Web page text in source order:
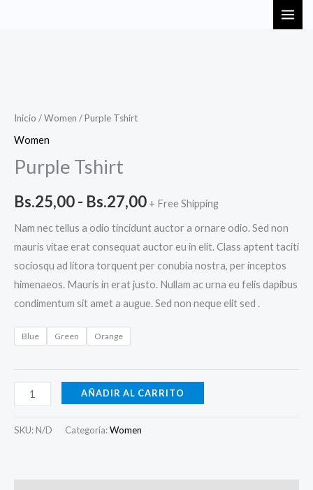
Inicio /Women / Purple Tshirt
Women
Purple Tshirt
Bs.25,00- Bs.27,00Bs.25,00
hasta
Bs.27,00
+ Free Shipping
Nam nec tellus a odio tincidunt auctor a ornare odio. Sed non
mauris vitae erat consequat auctor eu in elit. Class aptent taciti
sociosqu ad litora torquent per conubia nostra, per inceptos
himenaeos. Mauris in erat justo. Nullam ac urna eu felis dapibus
condimentum sit amet a augue. Sed non neque elit sed .
Blue Green Orange
cantidad
AÑADIR AL CARRITO
SKU: N/D Categoría:Women